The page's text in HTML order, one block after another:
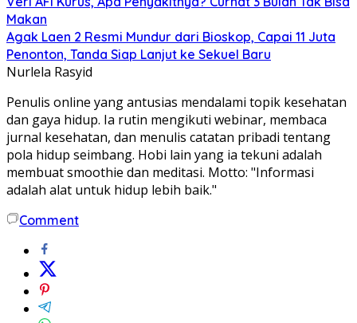
Makan
Agak Laen 2 Resmi Mundur dari Bioskop, Capai 11 Juta
Penonton, Tanda Siap Lanjut ke Sekuel Baru
Nurlela Rasyid
Penulis online yang antusias mendalami topik kesehatan
dan gaya hidup. Ia rutin mengikuti webinar, membaca
jurnal kesehatan, dan menulis catatan pribadi tentang
pola hidup seimbang. Hobi lain yang ia tekuni adalah
membuat smoothie dan meditasi. Motto: "Informasi
adalah alat untuk hidup lebih baik."
Comment